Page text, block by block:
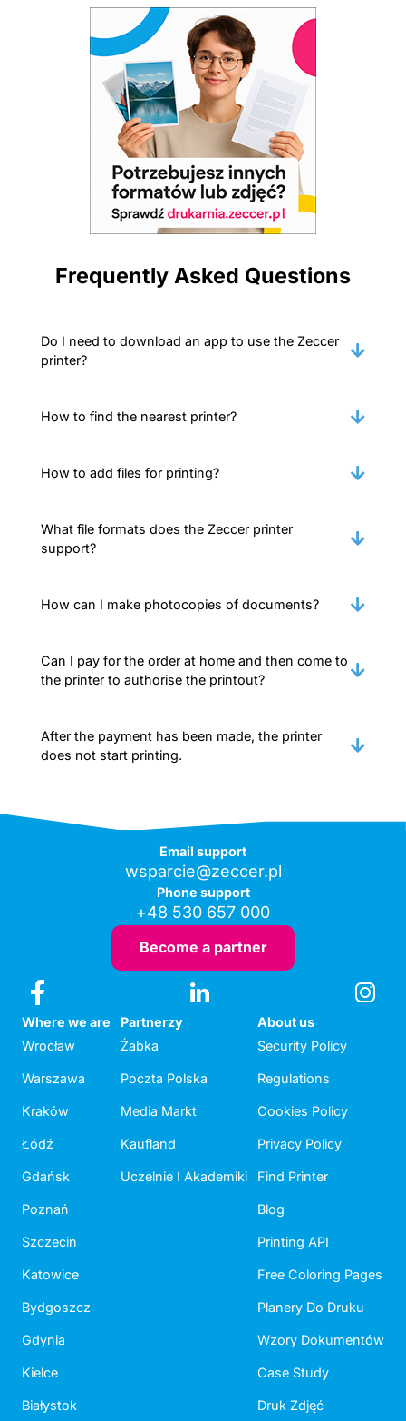
Frequently Asked Questions
Do I need to download an app to use the Zeccer
printer?
How to find the nearest printer?
How to add files for printing?
What file formats does the Zeccer printer
support?
How can I make photocopies of documents?
Can I pay for the order at home and then come to
the printer to authorise the printout?
After the payment has been made, the printer
does not start printing.
Email support
wsparcie@zeccer.pl
Phone support
+48 530 657 000
Become a partner
Where we are
Wrocław
Warszawa
Kraków
Łódź
Gdańsk
Poznań
Szczecin
Katowice
Bydgoszcz
Gdynia
Kielce
Białystok
Partnerzy
Żabka
Poczta Polska
Media Markt
Kaufland
Uczelnie I Akademiki
About us
Security Policy
Regulations
Cookies Policy
Privacy Policy
Find Printer
Blog
Printing API
Free Coloring Pages
Planery Do Druku
Wzory Dokumentów
Case Study
Druk Zdjęć